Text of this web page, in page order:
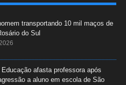
transportando 10 mil maços de
do Sul
afasta professora após
a aluno em escola de São